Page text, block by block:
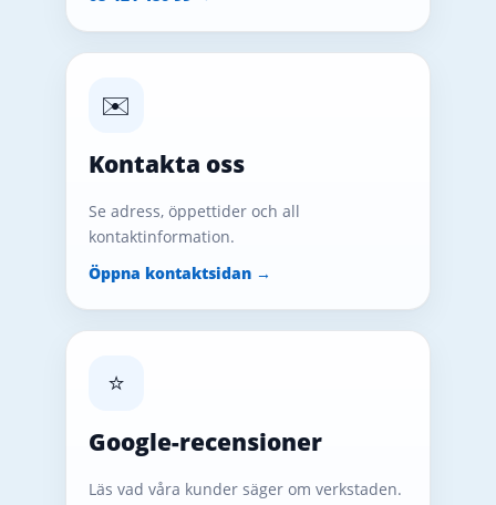
✉️
Kontakta oss
Se adress, öppettider och all
kontaktinformation.
Öppna kontaktsidan →
⭐
Google-recensioner
Läs vad våra kunder säger om verkstaden.